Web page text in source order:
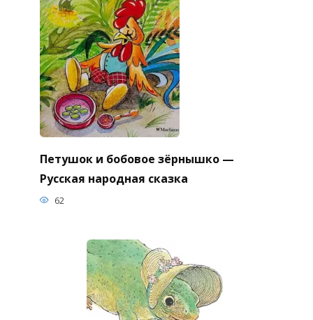
Петушок и бобовое зёрнышко —
Русская народная сказка
62